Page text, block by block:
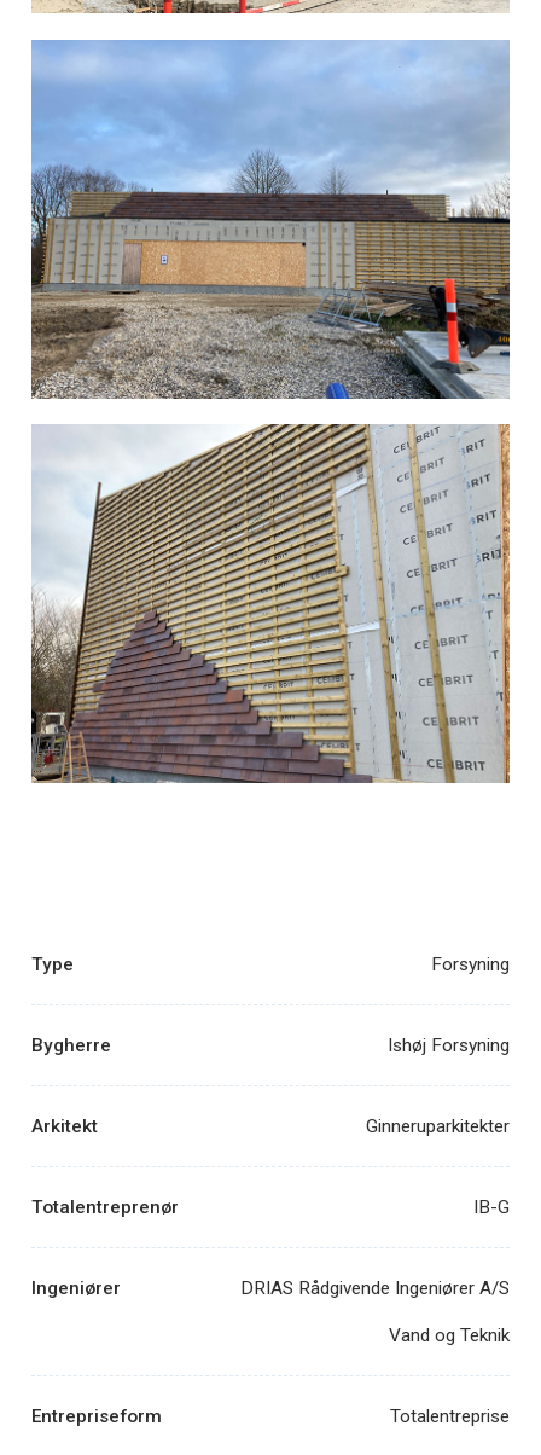
Type Forsyning
Bygherre Ishøj Forsyning
Arkitekt Ginneruparkitekter
Totalentreprenør IB-G
Ingeniører DRIAS Rådgivende Ingeniører A/S
Vand og Teknik
Entrepriseform Totalentreprise